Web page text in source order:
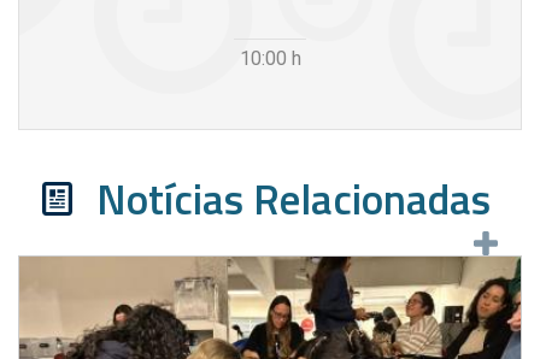
10:00 h
Notícias Relacionadas